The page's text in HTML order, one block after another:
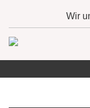
Wir